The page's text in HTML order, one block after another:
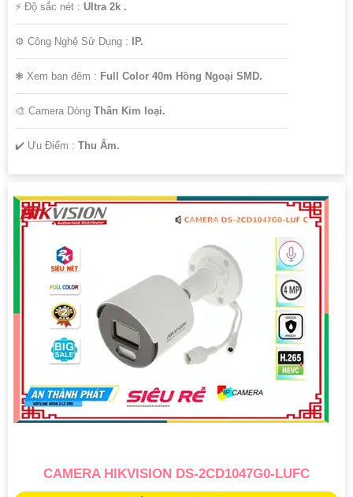
️⚡ Độ sắc nét : Ultra 2k .
⚙ Công Nghệ Sử Dụng : IP.
❃ Xem ban đêm : Full Color 40m Hồng Ngoại SMD.
🎨 Camera Dòng Thân Kim loại.
️✔️ Ưu Điểm : Thu Âm.
CAMERA HIKVISION DS-2CD1047G0-LUFC